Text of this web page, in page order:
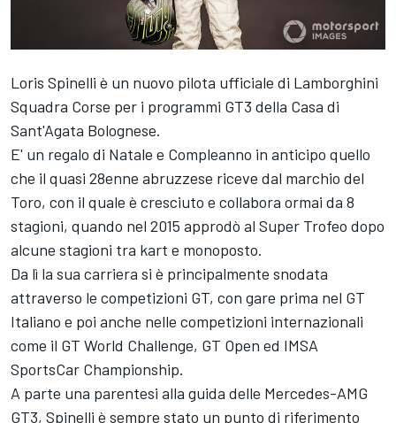
Loris Spinelli è un nuovo pilota ufficiale di Lamborghini
Squadra Corse per i programmi GT3 della Casa di
Sant'Agata Bolognese.
E' un regalo di Natale e Compleanno in anticipo quello
che il quasi 28enne abruzzese riceve dal marchio del
Toro, con il quale è cresciuto e collabora ormai da 8
stagioni, quando nel 2015 approdò al Super Trofeo dopo
alcune stagioni tra kart e monoposto.
Da lì la sua carriera si è principalmente snodata
attraverso le competizioni GT, con gare prima nel GT
Italiano e poi anche nelle competizioni internazionali
come il GT World Challenge, GT Open ed IMSA
SportsCar Championship.
A parte una parentesi alla guida delle Mercedes-AMG
GT3, Spinelli è sempre stato un punto di riferimento